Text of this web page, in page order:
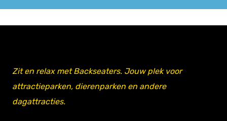
Zit en relax met Backseaters. Jouw plek voor
attractieparken, dierenparken en andere
dagattracties.